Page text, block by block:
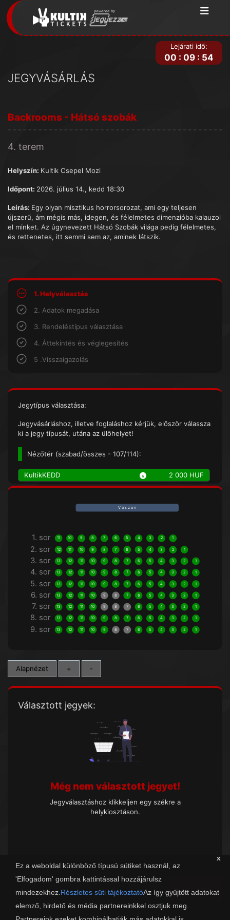
x
Ez a weboldal különböző típusú sütiket használ, az
'Elfogadom' gombra kattintással hozzájárulsz
mindezekhez. Részletes süti tájékoztatóAz így gyűjtött adatokat
elemző, hirdető és média partnereinkkel osztjuk meg.
JEGYVÁSÁRLÁS
Lejárati idő:
00 : 09 : 54
Backrooms - Hátsó szobák
4. terem
Helyszín: Kultik Csepel Mozi
Időpont: 2026. július 14., kedd 18:30
Leírás: Egy olyan misztikus horrorsorozat, ami egy teljesen
újszerű, ám mégis más, idegen, és félelmetes dimenzióba kalauzol
el minket. Az úgynevezett Hátsó Szobák világa pedig félelmetes,
és rettenetes, itt semmi sem az, aminek látszik.
1. Helyválasztás
2. Adatok megadása
3. Rendeléstípus választása
4. Áttekintés és véglegesítés
5 .Visszaigazolás
Jegytípus választása:
Jegyvásárláshoz, illetve foglaláshoz kérjük, először válassza
ki a jegy típusát, utána az ülőhelyet!
Nézőtér (szabad/összes - 107/114):
KultikKEDD 2 000 HUF
V á s z o n
1. sor 11 10 9 8 7 6 5 4 3 2 1
2. sor 12 11 10 9 8 7 6 5 4 3 2 1
3. sor 13 12 11 10 9 8 7 6 5 4 3 2 1
4. sor 13 12 11 10 9 8 7 6 5 4 3 2 1
5. sor 13 12 11 10 9 8 7 6 5 4 3 2 1
6. sor 13 12 11 10 9 8 7 6 5 4 3 2 1
7. sor 13 12 11 10 9 8 7 6 5 4 3 2 1
8. sor 13 12 11 10 9 8 7 6 5 4 3 2 1
9. sor 13 12 11 10 9 8 7 6 5 4 3 2 1
Alapnézet + -
Választott jegyek:
Még nem választott jegyet!
Jegyválasztáshoz klikkeljen egy székre a
helykiosztáson.
Tovább